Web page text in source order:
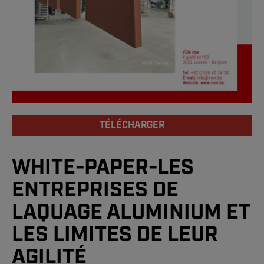
TÉLÉCHARGER
WHITE-PAPER-LES
ENTREPRISES DE
LAQUAGE ALUMINIUM ET
LES LIMITES DE LEUR
AGILITÉ